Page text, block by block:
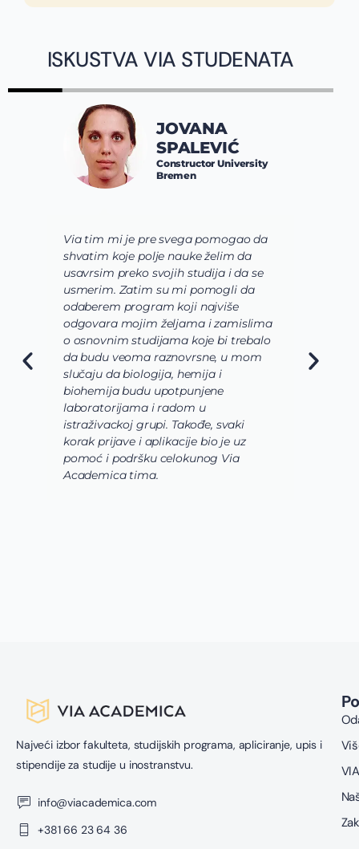
ISKUSTVA VIA STUDENATA
Via tim mi je pre svega pomogao da
shvatim koje polje nauke želim da
usavrsim preko svojih studija i da se
usmerim. Zatim su mi pomogli da
odaberem program koji najviše
odgovara mojim željama i zamislima
o osnovnim studijama koje bi trebalo
da budu veoma raznovrsne, u mom
slučaju da biologija, hemija i
biohemija budu upotpunjene
laboratorijama i radom u
istraživackoj grupi. Takođe, svaki
korak prijave i aplikacije bio je uz
pomoć i podršku celokunog Via
Academica tima.
JOVANA
SPALEVIĆ
Constructor University
Bremen
Najveći izbor fakulteta, studijskih programa, apliciranje, upis i
stipendije za studije u inostranstvu.
info@viacademica.com
+381 66 23 64 36